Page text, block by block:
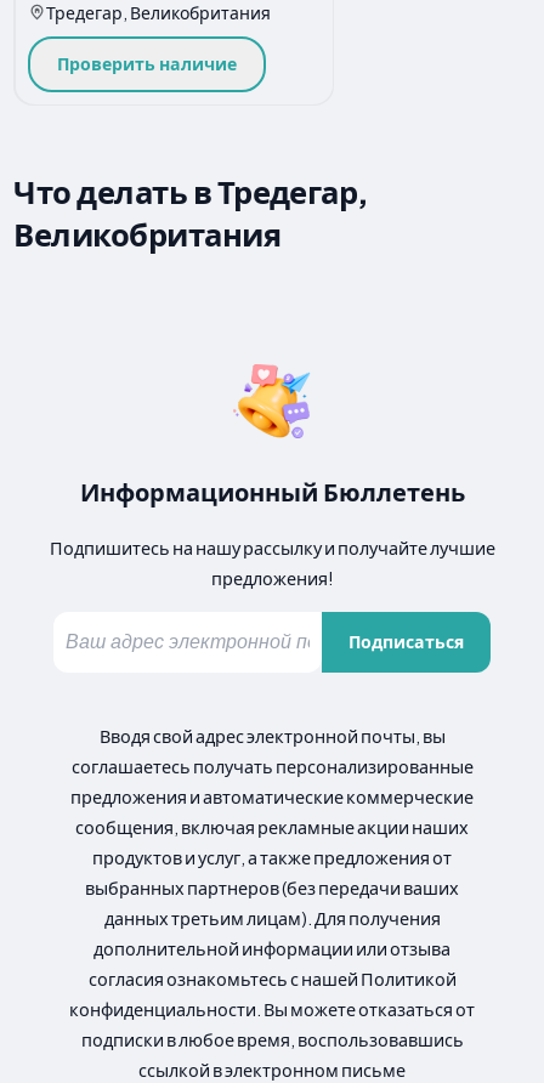
Тредегар, Великобритания
Проверить наличие
Что делать в Тредегар,
Великобритания
Информационный Бюллетень
Подпишитесь на нашу рассылку и получайте лучшие
предложения!
Подписаться
Вводя свой адрес электронной почты, вы
соглашаетесь получать персонализированные
предложения и автоматические коммерческие
сообщения, включая рекламные акции наших
продуктов и услуг, а также предложения от
выбранных партнеров (без передачи ваших
данных третьим лицам). Для получения
дополнительной информации или отзыва
согласия ознакомьтесь с нашей Политикой
конфиденциальности. Вы можете отказаться от
подписки в любое время, воспользовавшись
ссылкой в электронном письме